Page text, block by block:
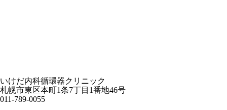
いけだ内科循環器クリニック
札幌市東区本町1条7丁目1番地46号
011-789-0055